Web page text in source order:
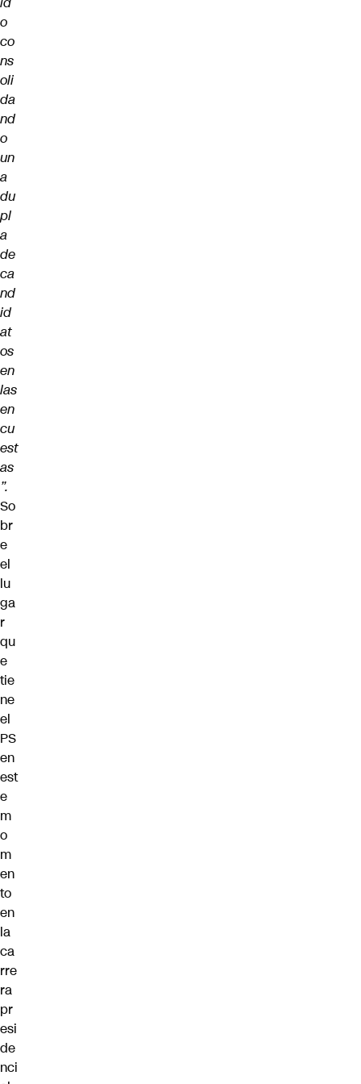
o
co
ns
oli
da
nd
o
un
a
du
pl
a
de
ca
nd
id
at
os
en
las
en
cu
est
as
”.
So
br
e
el
lu
ga
r
qu
e
tie
ne
el
PS
en
est
e
m
o
m
en
to
en
la
ca
rre
ra
pr
esi
de
nci